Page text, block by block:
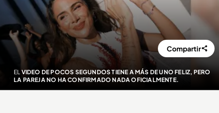
EL VIDEO DE POCOS SEGUNDOS TIENE A MÁS DE UNO FELIZ, PERO
LA PAREJA NO HA CONFIRMADO NADA OFICIALMENTE.
Compartir